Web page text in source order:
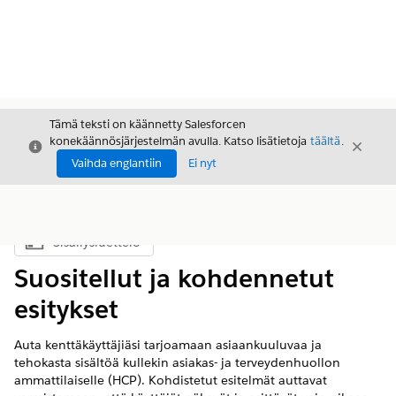
Sulje
Tämä teksti on käännetty Salesforcen
konekäännösjärjestelmän avulla. Katso lisätietoja täältä.
Vaihda englantiin
Ei nyt
Sulje
Näytä sisällysluettelo
Sisällysluettelo
Suositellut ja kohdennetut
esitykset
Auta kenttäkäyttäjiäsi tarjoamaan asiaankuuluvaa ja
tehokasta sisältöä kullekin asiakas- ja terveydenhuollon
ammattilaiselle (HCP). Kohdistetut esitelmät auttavat